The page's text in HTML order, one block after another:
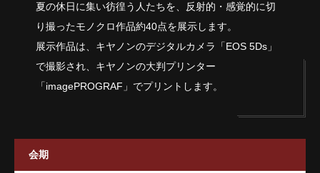
夏の休日に集い彷徨う人たちを、反射的・感覚的に切
り撮ったモノクロ作品約40点を展示します。
展示作品は、キヤノンのデジタルカメラ「EOS 5Ds」
で撮影され、キヤノンの大判プリンター
「imagePROGRAF」でプリントします。
会期